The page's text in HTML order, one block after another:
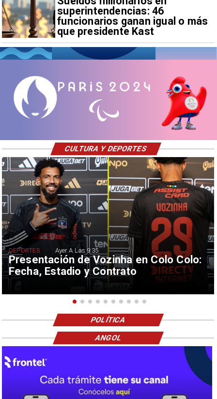
superintendencias: 46
funcionarios ganan igual o más
que presidente Kast
Presentación de Vozinha en Colo Colo:
Fecha, Estadio y Contrato
DEPORTES Ayer A Las 9:35
CULTURA Y DEPORTES
POLÍTICA
ANGOL